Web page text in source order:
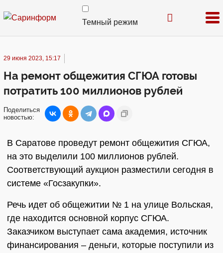
Темный режим
29 июня 2023, 15:17
На ремонт общежития СГЮА готовы
потратить 100 миллионов рублей
Поделиться
новостью:
В Саратове проведут ремонт общежития СГЮА,
на это выделили 100 миллионов рублей.
Соответствующий аукцион разместили сегодня в
системе «Госзакупки».
Речь идет об общежитии № 1 на улице Вольская,
где находится основной корпус СГЮА.
Заказчиком выступает сама академия, источник
финансирования – деньги, которые поступили из